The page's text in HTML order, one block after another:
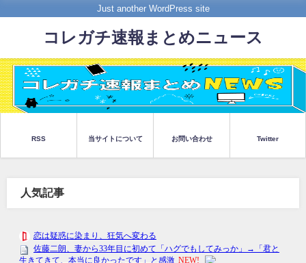
Just another WordPress site
コレガチ速報まとめニュース
RSS 当サイトについて お問い合わせ Twitter
人気記事